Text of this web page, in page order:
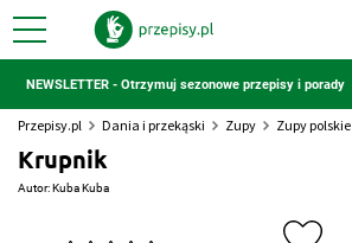
NEWSLETTER - Otrzymuj sezonowe przepisy i porady
Przepisy.pl Dania i przekąski Zupy Zupy polskie
Krupnik
Autor:Kuba Kuba